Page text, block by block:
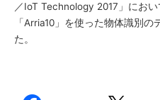
／IoT Technology 2017」にお
「Arria10」を使った物体識別
た。